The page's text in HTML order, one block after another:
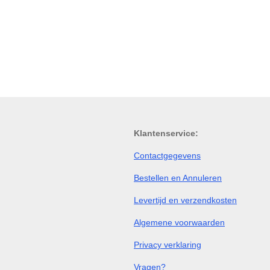
Klantenservice:
Contactgegevens
Bestellen en Annuleren
Levertijd en verzendkosten
Algemene voorwaarden
Privacy verklaring
Vragen?